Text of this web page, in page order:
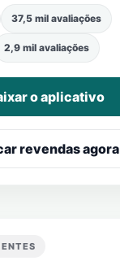
37,5 mil avaliações
2,9 mil avaliações
o aplicativo
revendas agora